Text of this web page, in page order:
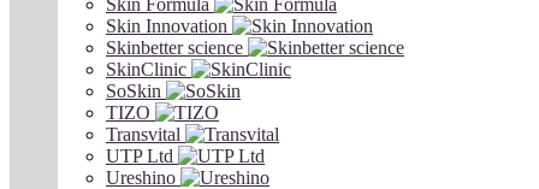
Skin Formula
Skin Innovation
Skinbetter science
SkinСlinic
SoSkin
TIZO
Transvital
UTP Ltd
Ureshino